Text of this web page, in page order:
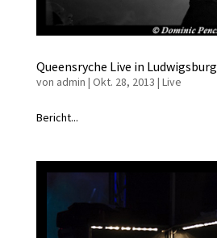
Queensryche Live in Ludwigsburg
von admin | Okt. 28, 2013 | Live
Bericht...